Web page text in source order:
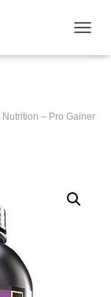
Nutrition – Pro Gainer